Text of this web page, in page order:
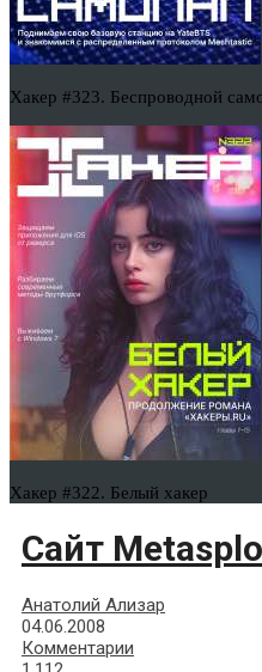
Хакер #323. Беспроводной
Хакер #322. Белый хакер
Сайт
Анатолий Ализар
04.06.2008
Комментарии